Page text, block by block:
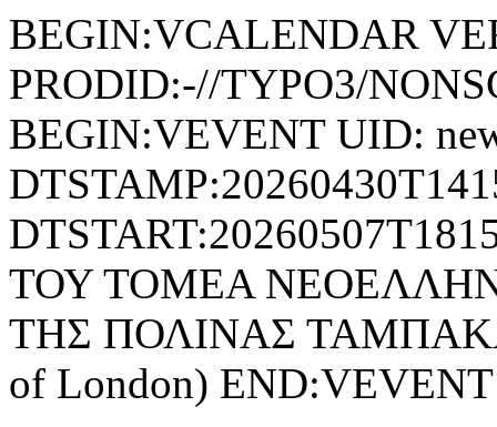
BEGIN:VCALENDAR
PRODID:-//TYPO3/
BEGIN:VEVENT UID:
ΤΟΥ ΤΟΜΕΑ
ΤΗΣ ΠΟΛΙΝΑΣ
of London)